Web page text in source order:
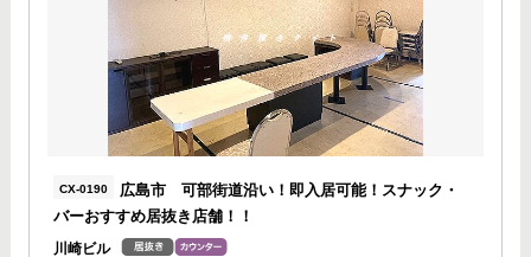
CX-0190
広島市 可部街道沿い！即入居可能！スナック・
バーおすすめ居抜き店舗！！
川崎ビル